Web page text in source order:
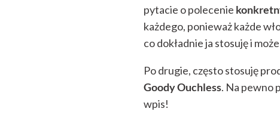
pytacie o polecenie
każdego, ponieważ każde
co dokładnie ja stosuję i
Po drugie, często stosuję
Goody Ouchless. Na pewno
wpis!